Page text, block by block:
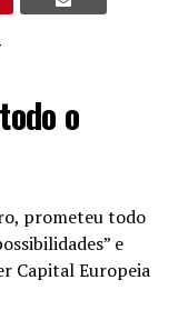
o
prometeu todo
e
Capital Europeia